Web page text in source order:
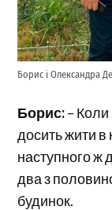
Борис і Олександра
Борис:– Коли
досить жити в
наступного ж
два з
будинок.